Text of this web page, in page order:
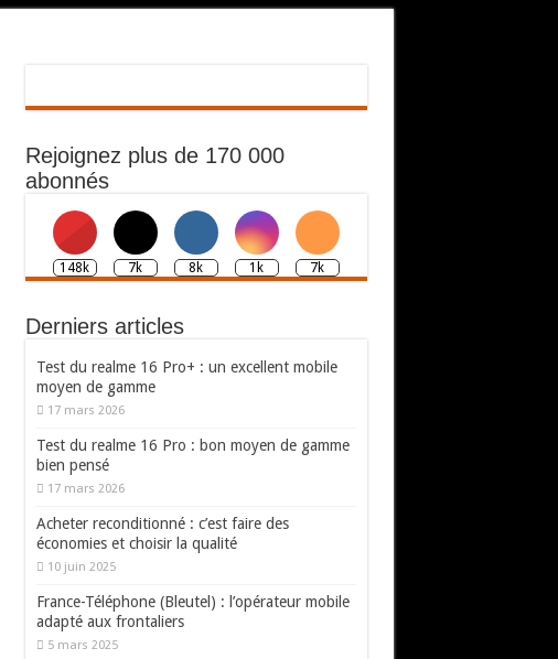
Rejoignez plus de 170 000
abonnés
148k 7k 8k 1k 7k
Derniers articles
Test du realme 16 Pro+ : un excellent mobile
moyen de gamme
17 mars 2026
Test du realme 16 Pro : bon moyen de gamme
bien pensé
17 mars 2026
Acheter reconditionné : c’est faire des
économies et choisir la qualité
10 juin 2025
France-Téléphone (Bleutel) : l’opérateur mobile
adapté aux frontaliers
5 mars 2025